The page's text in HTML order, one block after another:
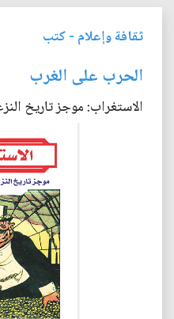
ثقافة وإعلام -كتب
الحرب على الغرب
الاستغراب: موجز تاريخ